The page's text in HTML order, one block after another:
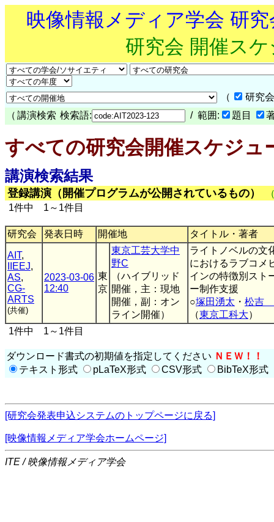
映像情報メディア学会 研
研究会 開催ス
（
研究
（ 講演検索 検索語: / 範囲: 題目
すべての研究会開催スケジュ
講演検索結果
登録講演（開催プログラムが公開されているもの）
1件中 1～1件目
研究会 発表日時 開催地 タイトル・著者
AIT,
IIEEJ,
AS,
CG-
ARTS
(共催)
2023-03-06
12:40
東
京
東京工芸大学中
野C
（ハイブリッド
開催，主：現地
開催，副：オン
ライン開催）
ライトノベルの文
におけるラブコメ
インの特徴別スト
ー制作支援
○塚田湧太 ・ 松吉
（東京工科大）
1件中 1～1件目
ダウンロード書式の初期値を指定してください ＮＥＷ！！
テキスト形式
pLaTeX形式 CSV形式 BibTeX形式
[研究会発表申込システムのトップページに戻る]
[映像情報メディア学会ホームページ]
ITE / 映像情報メディア学会